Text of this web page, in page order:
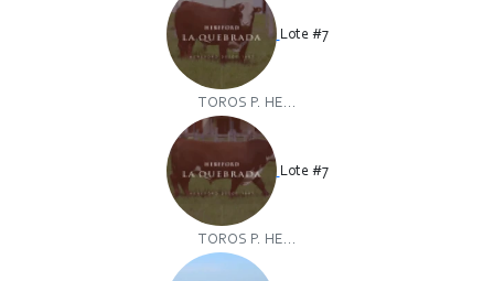
Lote #7
TOROS P. HE...
Lote #7
TOROS P. HE...